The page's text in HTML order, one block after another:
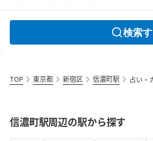
検索
TOP 東京都 新宿区 信濃町駅 占い・
信濃町駅周辺の駅から探す